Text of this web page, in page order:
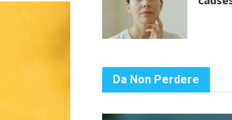
Da Non Perdere